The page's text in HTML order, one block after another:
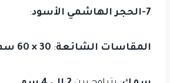
7-الحجر الهاشمي الأسود :
المقاسات الشائعة: 30 × 60 سم، 40 × 80 سم.